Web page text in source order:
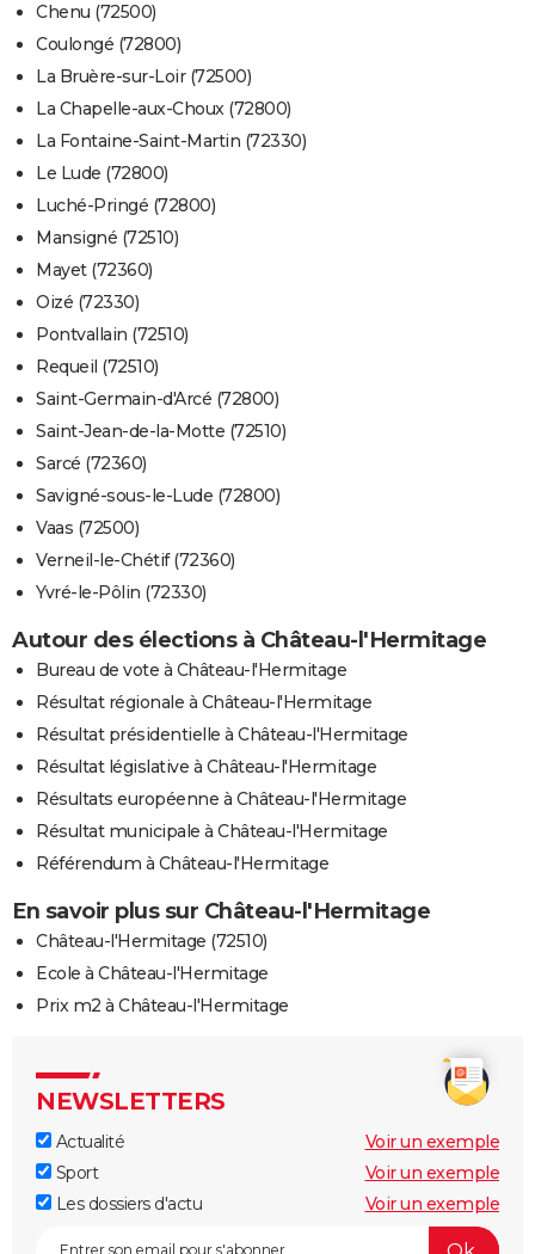
Chenu (72500)
Coulongé (72800)
La Bruère-sur-Loir (72500)
La Chapelle-aux-Choux (72800)
La Fontaine-Saint-Martin (72330)
Le Lude (72800)
Luché-Pringé (72800)
Mansigné (72510)
Mayet (72360)
Oizé (72330)
Pontvallain (72510)
Requeil (72510)
Saint-Germain-d'Arcé (72800)
Saint-Jean-de-la-Motte (72510)
Sarcé (72360)
Savigné-sous-le-Lude (72800)
Vaas (72500)
Verneil-le-Chétif (72360)
Yvré-le-Pôlin (72330)
Autour des élections à Château-l'Hermitage
Bureau de vote à Château-l'Hermitage
Résultat régionale à Château-l'Hermitage
Résultat présidentielle à Château-l'Hermitage
Résultat législative à Château-l'Hermitage
Résultats européenne à Château-l'Hermitage
Résultat municipale à Château-l'Hermitage
Référendum à Château-l'Hermitage
En savoir plus sur Château-l'Hermitage
Château-l'Hermitage (72510)
Ecole à Château-l'Hermitage
Prix m2 à Château-l'Hermitage
NEWSLETTERS
Actualité
Voir un exemple
Sport
Voir un exemple
Les dossiers d'actu
Voir un exemple